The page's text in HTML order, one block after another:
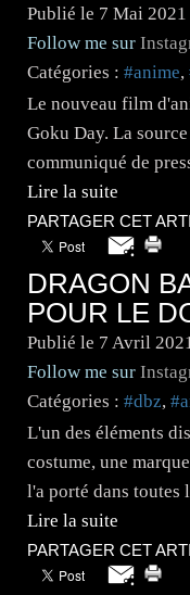
Publié le 7 Mai 2021
Follow me sur
Catégories : #anime,
Le nouveau film
Goku Day. La
communiqué de
Lire la suite
PARTAGER CET
DRAGON
POUR LE
Publié le 7 Avril 2021
Follow me sur
Catégories : #dbz,
L'un des éléments
costume, une
l'a porté dans toutes
Lire la suite
PARTAGER CET